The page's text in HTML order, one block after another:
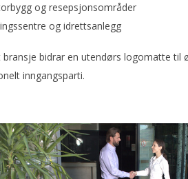
og resepsjonsområder
og idrettsanlegg
bransje bidrar en utendørs logomatte til
inngangsparti.